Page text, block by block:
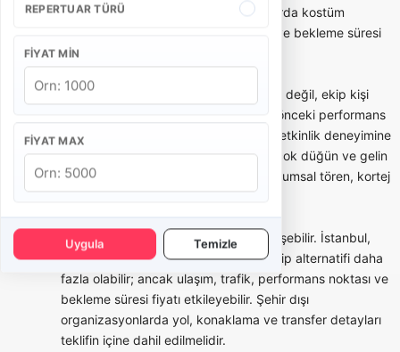
REPERTUAR TÜRÜ
FIYAT MIN
FIYAT MAX
Uygula Temizle
tercih edilebilir. Bu tür organizasyonlarda kostüm
bütünlüğü, saat planı, yürüyüş rotası ve bekleme süresi
teklifin önemli parçalarıdır.
Bando takımı seçerken yalnızca fiyata değil, ekip kişi
sayısına, repertuar örneklerine, daha önceki performans
videolarına, kostüm seçeneklerine ve etkinlik deneyimine
bakmak gerekir. Bazı bandolar daha çok düğün ve gelin
alma odaklı çalışırken, bazı ekipler kurumsal tören, kortej
Şehre göre bando takımı fiyatları değişebilir. İstanbul,
Ankara, İzmir gibi büyük şehirlerde ekip alternatifi daha
fazla olabilir; ancak ulaşım, trafik, performans noktası ve
bekleme süresi fiyatı etkileyebilir. Şehir dışı
organizasyonlarda yol, konaklama ve transfer detayları
teklifin içine dahil edilmelidir.